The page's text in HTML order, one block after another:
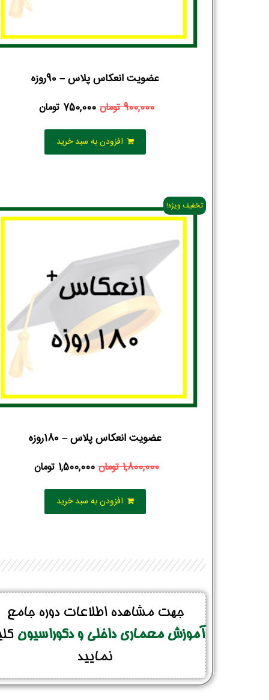
عضویت انعکاس پلاس – 90روزه
900,000تومان 750,000 تومان
افزودن به سبد خرید
تخفیف ویژه!
عضویت انعکاس پلاس – 180روزه
1,800,000تومان 1,500,000 تومان
افزودن به سبد خرید
جهت مشاهده اطلاعات دوره جامع
آموزش معماری داخلی و دکوراسیون
نمایید